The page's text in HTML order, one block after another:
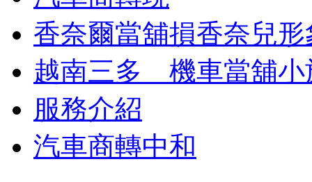
香奈爾當舖損香奈兒形
越南三多 機車當舖小
服務介紹
汽車商轉中和